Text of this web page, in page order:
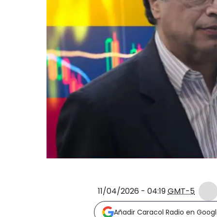
11/04/2026 - 04:19GMT-5
Añadir Caracol Radio en